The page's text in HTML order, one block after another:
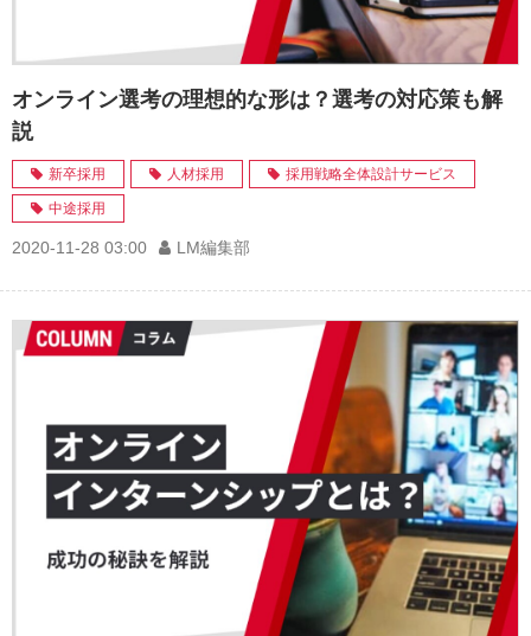
オンライン選考の理想的な形は？選考の対応策も解
説
新卒採用 人材採用 採用戦略全体設計サービス
中途採用
2020-11-28 03:00 LM編集部